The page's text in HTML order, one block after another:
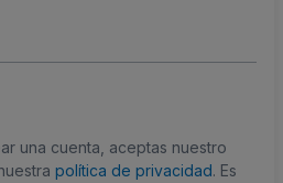
una cuenta, aceptas nuestro
política de privacidad. Es